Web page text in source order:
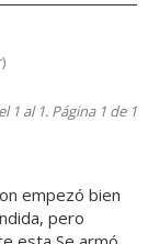
)
1 al 1. Página 1 de 1
empezó bien
pero